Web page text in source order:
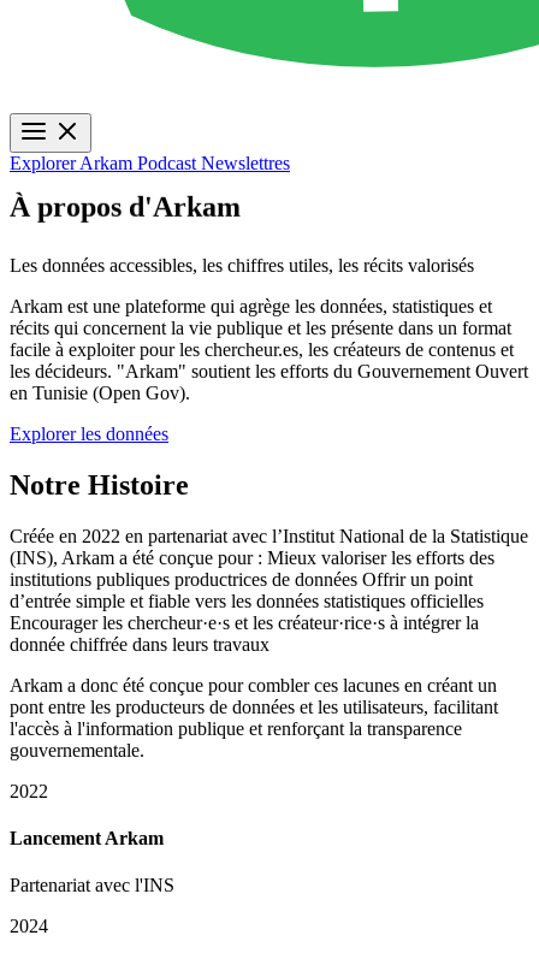
ExplorerArkam Podcast Newslettres
À propos d'Arkam
Les données accessibles, les chiffres utiles, les récits valorisés
Arkam est une plateforme qui agrège les données, statistiques et
récits qui concernent la vie publique et les présente dans un format
facile à exploiter pour les chercheur.es, les créateurs de contenus et
les décideurs. "Arkam" soutient les efforts du Gouvernement Ouvert
en Tunisie (Open Gov).
Explorer les données
Notre Histoire
Créée en 2022 en partenariat avec l’Institut National de la Statistique
(INS), Arkam a été conçue pour : Mieux valoriser les efforts des
institutions publiques productrices de données Offrir un point
d’entrée simple et fiable vers les données statistiques officielles
Encourager les chercheur·e·s et les créateur·rice·s à intégrer la
donnée chiffrée dans leurs travaux
Arkam a donc été conçue pour combler ces lacunes en créant un
pont entre les producteurs de données et les utilisateurs, facilitant
l'accès à l'information publique et renforçant la transparence
gouvernementale.
2022
Lancement Arkam
Partenariat avec l'INS
2024